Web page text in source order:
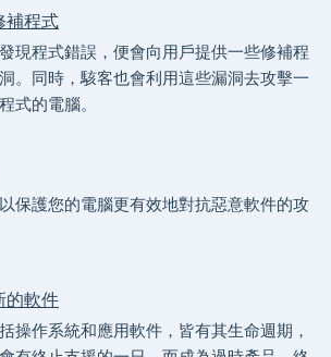
補程式
現程式錯誤，便會向用戶提供一些修補程
。同時，駭客也會利用這些漏洞去攻擊一
式的電腦。
保護您的電腦更有效地對抗惡意軟件的攻
的軟件
操作系統和應用軟件，皆有其生命週期，